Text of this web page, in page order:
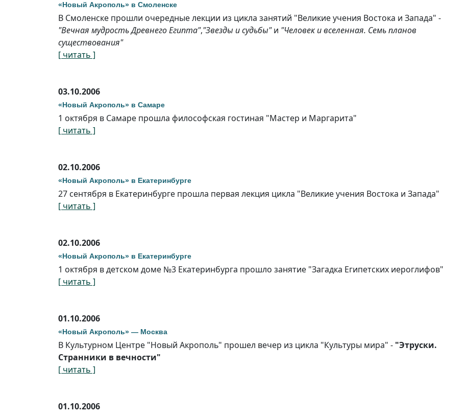
«Новый Акрополь» в Смоленске
В Смоленске прошли очередные лекции из цикла занятий "Великие учения Востока и Запада" -
"Вечная мудрость Древнего Египта","Звезды и судьбы"и "Человек и вселенная. Семь планов
существования"
[ читать ]
03.10.2006
«Новый Акрополь» в Самаре
1 октября в Самаре прошла философская гостиная "Мастер и Маргарита"
[ читать ]
02.10.2006
«Новый Акрополь» в Екатеринбурге
27 сентября в Екатеринбурге прошла первая лекция цикла "Великие учения Востока и Запада"
[ читать ]
02.10.2006
«Новый Акрополь» в Екатеринбурге
1 октября в детском доме №3 Екатеринбурга прошло занятие "Загадка Египетских иероглифов"
[ читать ]
01.10.2006
«Новый Акрополь» — Москва
В Культурном Центре "Новый Акрополь" прошел вечер из цикла "Культуры мира" - "Этруски.
Странники в вечности"
[ читать ]
01.10.2006